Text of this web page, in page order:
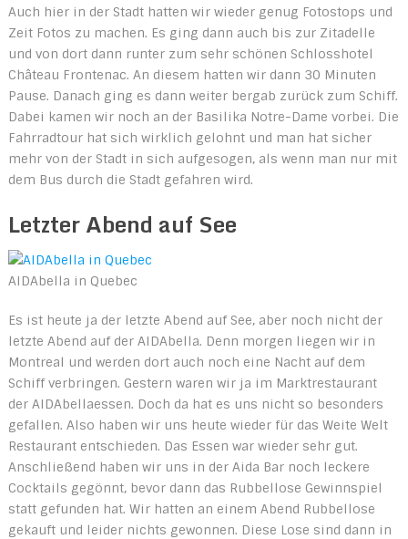
Auch hier in der Stadt hatten wir wieder genug Fotostops und
Zeit Fotos zu machen. Es ging dann auch bis zur Zitadelle
und von dort dann runter zum sehr schönen Schlosshotel
Château Frontenac. An diesem hatten wir dann 30 Minuten
Pause. Danach ging es dann weiter bergab zurück zum Schiff.
Dabei kamen wir noch an der Basilika Notre-Dame vorbei. Die
Fahrradtour hat sich wirklich gelohnt und man hat sicher
mehr von der Stadt in sich aufgesogen, als wenn man nur mit
dem Bus durch die Stadt gefahren wird.
Letzter Abend auf See
AIDAbella in Quebec
Es ist heute ja der letzte Abend auf See, aber noch nicht der
letzte Abend auf der AIDAbella. Denn morgen liegen wir in
Montreal und werden dort auch noch eine Nacht auf dem
Schiff verbringen. Gestern waren wir ja im Marktrestaurant
der AIDAbellaessen. Doch da hat es uns nicht so besonders
gefallen. Also haben wir uns heute wieder für das Weite Welt
Restaurant entschieden. Das Essen war wieder sehr gut.
Anschließend haben wir uns in der Aida Bar noch leckere
Cocktails gegönnt, bevor dann das Rubbellose Gewinnspiel
statt gefunden hat. Wir hatten an einem Abend Rubbellose
gekauft und leider nichts gewonnen. Diese Lose sind dann in